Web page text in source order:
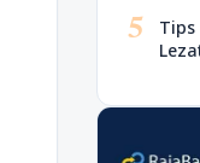
5
Tips